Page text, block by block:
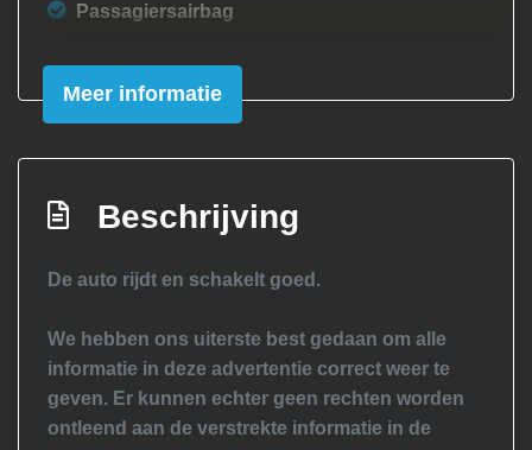
Passagiersairbag
Interieur
Achterbank in delen neerklapbaar
Elektrische ramen voor
Stuurbekrachtiging
Meer informatie
Beschrijving
De auto rijdt en schakelt goed.
We hebben ons uiterste best gedaan om alle
informatie in deze advertentie correct weer te
geven. Er kunnen echter geen rechten worden
ontleend aan de verstrekte informatie in de